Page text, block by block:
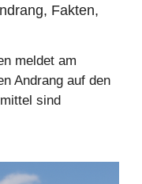
Fakten,
meldet am
Andrang auf den
sind